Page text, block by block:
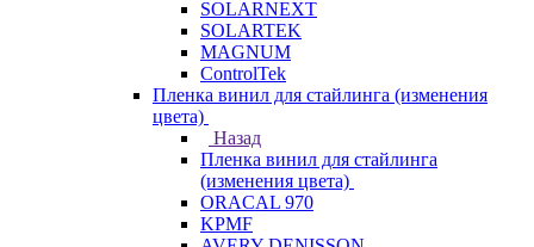
SOLARNEXT
SOLARTEK
MAGNUM
ControlTek
Пленка винил для стайлинга (изменения
цвета)
Назад
Пленка винил для стайлинга
(изменения цвета)
ORACAL 970
KPMF